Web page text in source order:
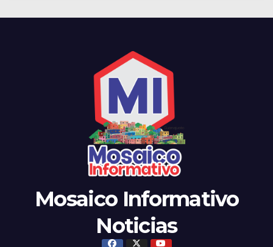
Mosaico Informativo
Noticias